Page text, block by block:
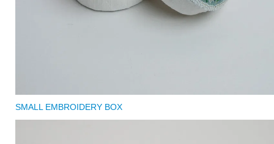
SMALL EMBROIDERY BOX